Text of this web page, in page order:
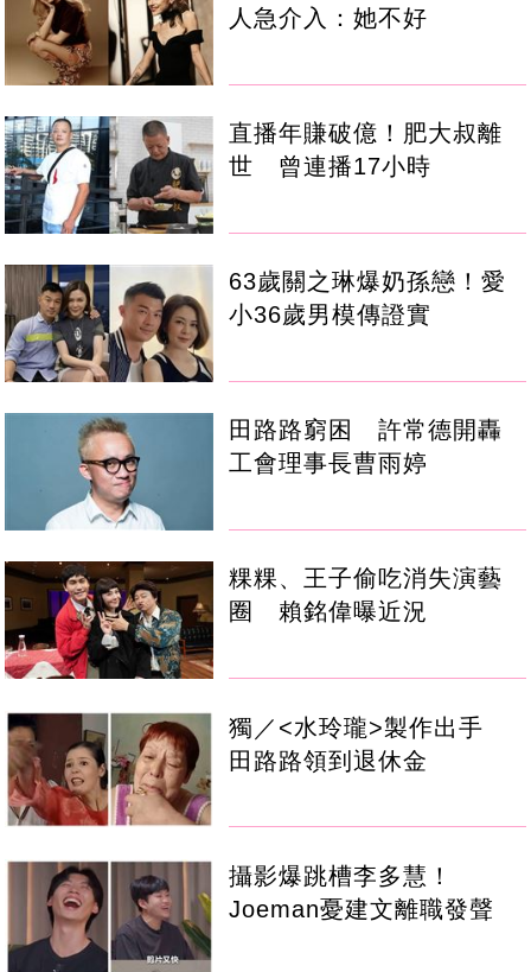
人急介入：她不好
直播年賺破億！肥大叔離
世 曾連播17小時
63歲關之琳爆奶孫戀！愛
小36歲男模傳證實
田路路窮困 許常德開轟
工會理事長曹雨婷
粿粿、王子偷吃消失演藝
圈 賴銘偉曝近況
獨／<水玲瓏>製作出手
田路路領到退休金
攝影爆跳槽李多慧！
Joeman憂建文離職發聲